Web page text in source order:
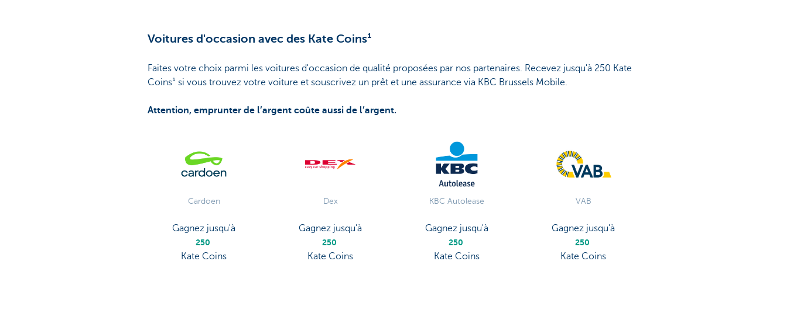
Voitures d'occasion avec des Kate Coins¹
Faites votre choix parmi les voitures d'occasion de qualité proposées par nos partenaires. Recevez jusqu'à 250 Kate
Coins¹ si vous trouvez votre voiture et souscrivez un prêt et une assurance via KBC Brussels Mobile.
Attention, emprunter de l’argent coûte aussi de l’argent.
Cardoen
Gagnez jusqu'à
250
Kate Coins
Dex
Gagnez jusqu'à
250
Kate Coins
KBC Autolease
Gagnez jusqu'à
250
Kate Coins
VAB
Gagnez jusqu'à
250
Kate Coins